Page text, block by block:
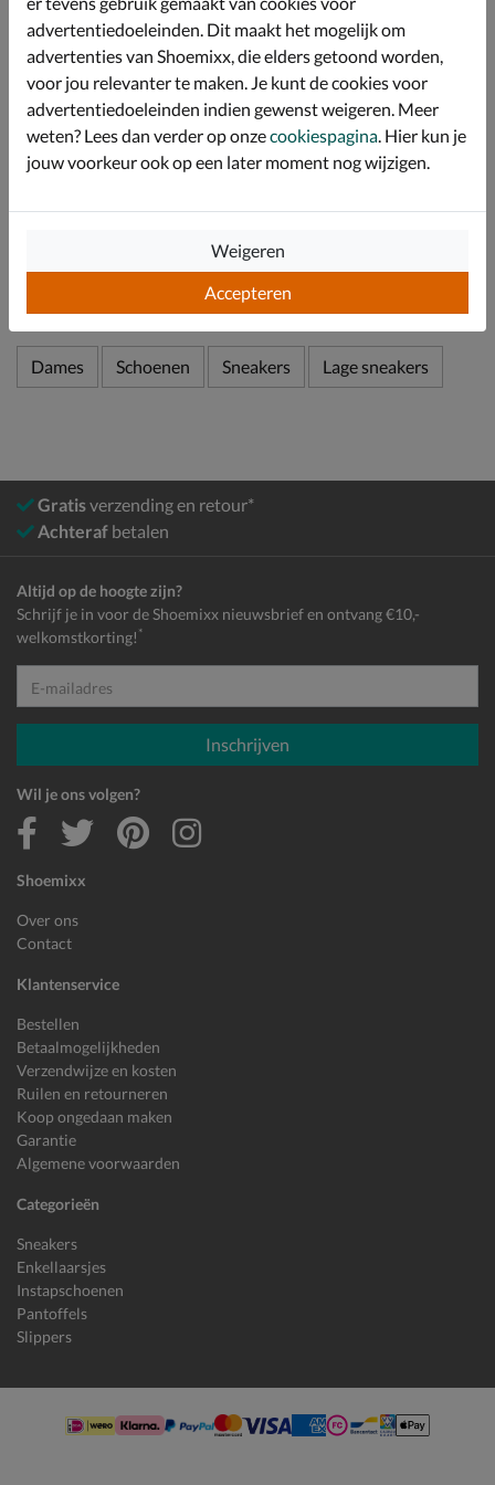
Afgewerkt met een stevige rubberen loopzool met
noppen-profiel voor betere grip. De EVA-tussenzool
werkt schokabsorberend wat ervoor zorgt dat jij de
hele dag energiek doorkomt en geen last hebt van
vermoeide voeten.
Stijlnr.: WS327PJ
Dames Schoenen Sneakers Lage sneakers
Gratisverzending en retour*
Achteraf betalen
Shoemixx
Over ons
Contact
Klantenservice
Bestellen
Betaalmogelijkheden
Verzendwijze en kosten
Ruilen en retourneren
Koop ongedaan maken
Garantie
Algemene voorwaarden
Categorieën
Sneakers
Enkellaarsjes
Instapschoenen
Pantoffels
Slippers
Altijd op de hoogte zijn?
Schrijf je in voor de Shoemixx nieuwsbrief en ontvang €10,-
welkomstkorting! *
E-mailadres
Inschrijven
Wil je ons volgen?
advertentiedoeleinden. Dit maakt het mogelijk om
advertenties van Shoemixx, die elders getoond worden,
voor jou relevanter te maken. Je kunt de cookies voor
advertentiedoeleinden indien gewenst weigeren. Meer
weten? Lees dan verder op onzecookiespagina . Hier kun je
jouw voorkeur ook op een later moment nog wijzigen.
Accepteren
Weigeren